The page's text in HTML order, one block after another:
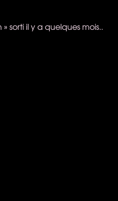
sorti il y a quelques mois..